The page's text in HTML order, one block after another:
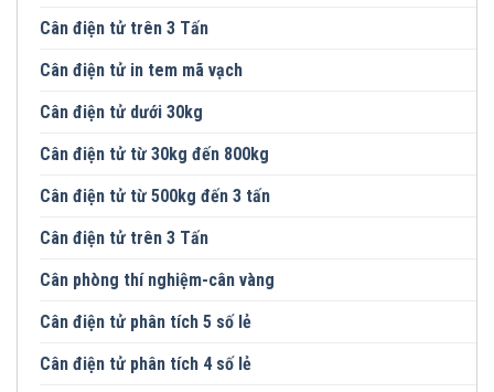
Cân điện tử trên 3 Tấn
Cân điện tử in tem mã vạch
Cân điện tử dưới 30kg
Cân điện tử từ 30kg đến 800kg
Cân điện tử từ 500kg đến 3 tấn
Cân điện tử trên 3 Tấn
Cân phòng thí nghiệm-cân vàng
Cân điện tử phân tích 5 số lẻ
Cân điện tử phân tích 4 số lẻ